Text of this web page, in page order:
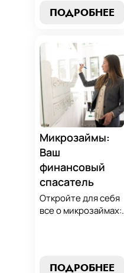
узнайте, как
вариант для ваших
нужд. Откройте
экспертные
стратегии
погашения и
сделайте
осознанный выбор,
который
поддержит вашу
финансовую
стабильность.
ПОДРОБНЕЕ
Микрозаймы:
Ваш
финансовый
спасатель
Откройте для себя
все о микрозаймах:
ПОДРОБНЕЕ